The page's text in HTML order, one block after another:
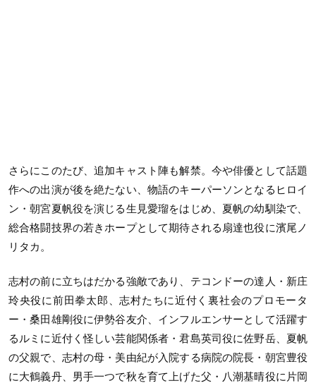
さらにこのたび、追加キャスト陣も解禁。今や俳優として話題
作への出演が後を絶たない、物語のキーパーソンとなるヒロイ
ン・朝宮夏帆役を演じる生見愛瑠をはじめ、夏帆の幼馴染で、
総合格闘技界の若きホープとして期待される扇達也役に濱尾ノ
リタカ。
志村の前に立ちはだかる強敵であり、テコンドーの達人・新庄
玲央役に前田拳太郎、志村たちに近付く裏社会のプロモータ
ー・桑田雄剛役に伊勢谷友介、インフルエンサーとして活躍す
るルミに近付く怪しい芸能関係者・君島英司役に佐野岳、夏帆
の父親で、志村の母・美由紀が入院する病院の院長・朝宮豊役
に大鶴義丹、男手一つで秋を育て上げた父・八潮基晴役に片岡